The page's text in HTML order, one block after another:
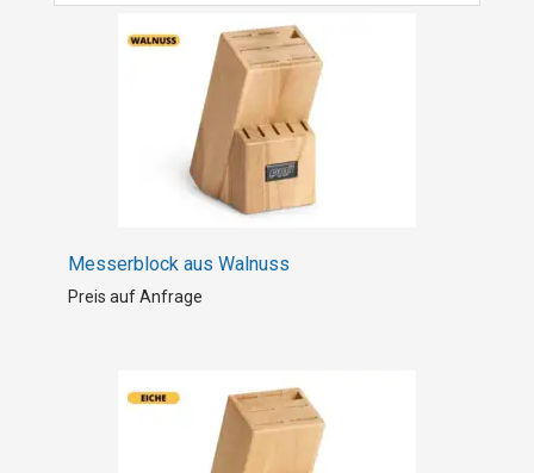
Messerblock aus Walnuss
Preis auf Anfrage